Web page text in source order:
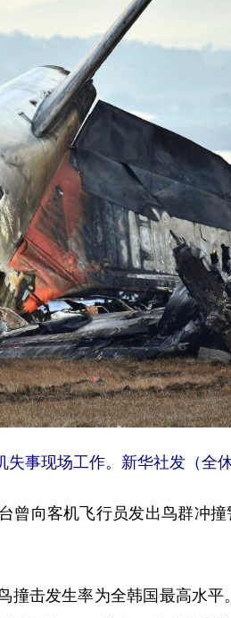
事现场工作。新华社发（全休
向客机飞行员发出鸟群冲撞
击发生率为全韩国最高水平